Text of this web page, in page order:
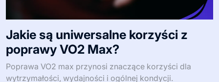
Jakie są uniwersalne korzyści z
poprawy VO2 Max?
Poprawa VO2 max przynosi znaczące korzyści dla
wytrzymałości, wydajności i ogólnej kondycji.